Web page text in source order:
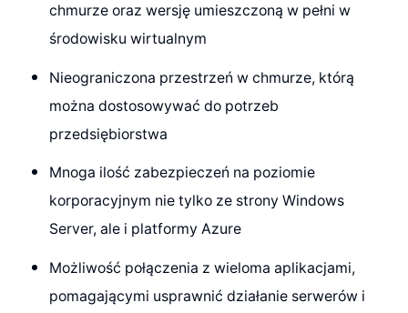
chmurze oraz wersję umieszczoną w pełni w
środowisku wirtualnym
Nieograniczona przestrzeń w chmurze, którą
można dostosowywać do potrzeb
przedsiębiorstwa
Mnoga ilość zabezpieczeń na poziomie
korporacyjnym nie tylko ze strony Windows
Server, ale i platformy Azure
Możliwość połączenia z wieloma aplikacjami,
pomagającymi usprawnić działanie serwerów i